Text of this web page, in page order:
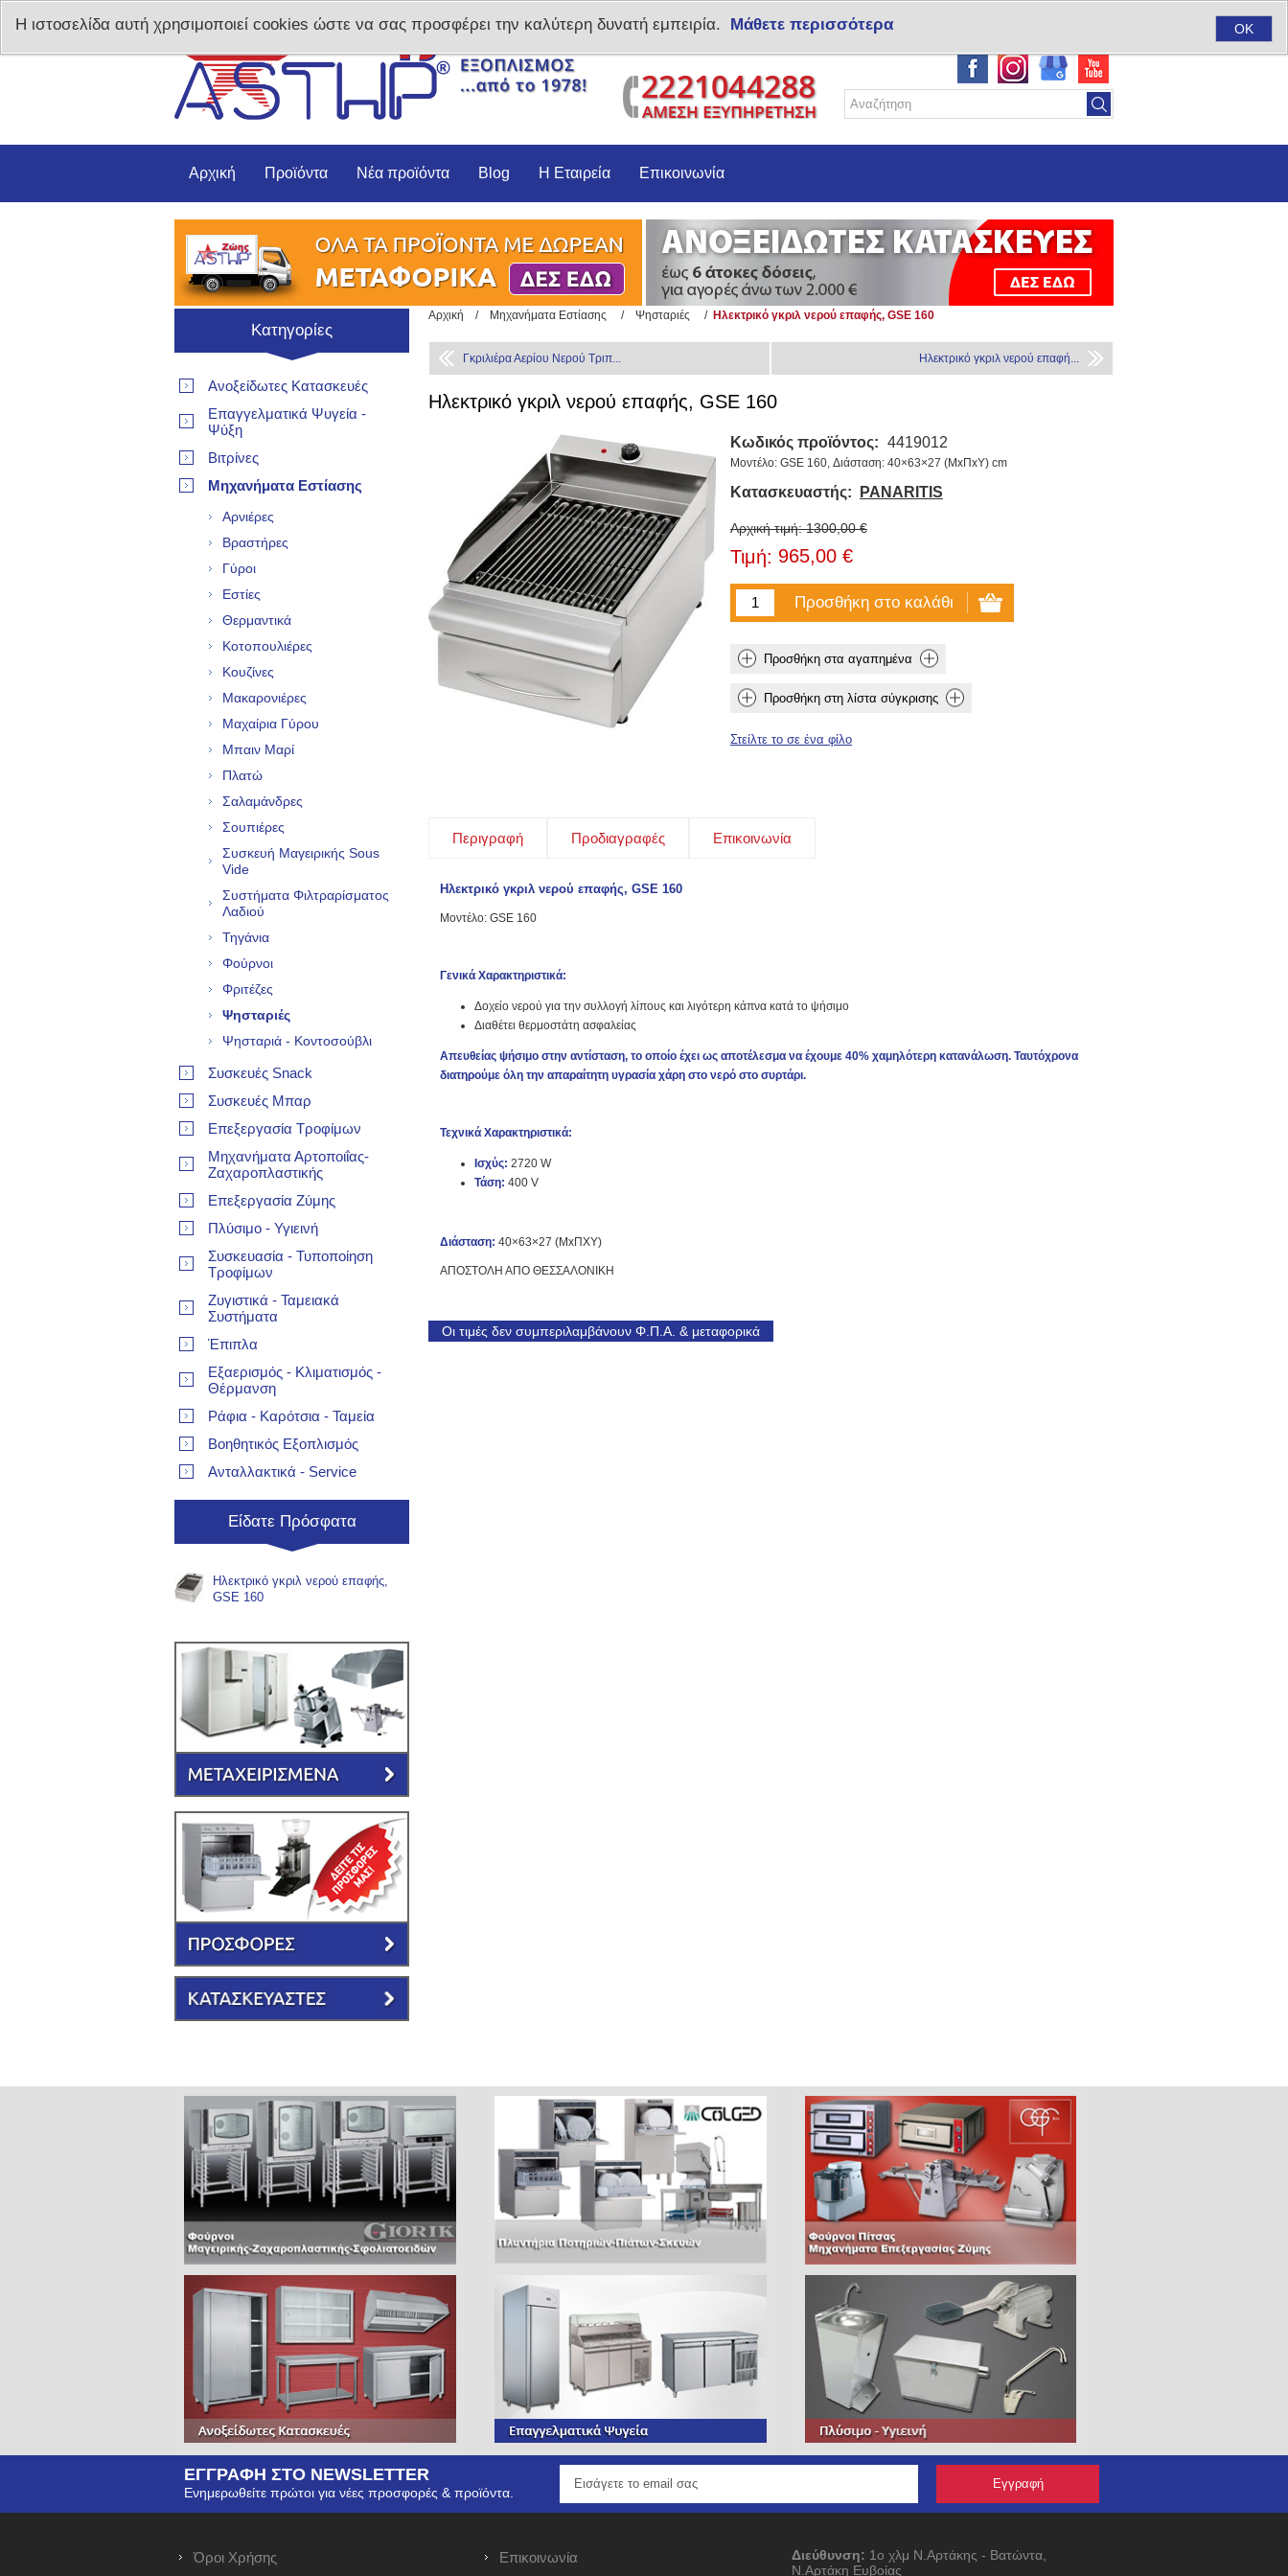
Δημιoυργία λογαριασμού Σύνδεση
Αρχική Προϊόντα Νέα προϊόντα Blog Η Εταιρεία Επικοινωνία
Αρχική / Μηχανήματα Εστίασης / Ψησταριές / Ηλεκτρικό γκριλ νερού επαφής, GSE 160
Γκριλιέρα Αερίου Νερού Τριπ... Ηλεκτρικό γκριλ νερού επαφή...
Ηλεκτρικό γκριλ νερού επαφής, GSE 160
Κωδικός προϊόντος: 4419012
Μοντέλο: GSE 160, Διάσταση: 40×63×27 (ΜxΠxΥ) cm
Κατασκευαστής: PANARITIS
Αρχική τιμή: 1300,00 €
Τιμή: 965,00 €
Περιγραφή Προδιαγραφές Επικοινωνία
Ηλεκτρικό γκριλ νερού επαφής, GSE 160
Μοντέλο: GSE 160
Γενικά Χαρακτηριστικά:
Δοχείο νερού για την συλλογή λίπους και λιγότερη κάπνα κατά το ψήσιμο
Διαθέτει θερμοστάτη ασφαλείας
Απευθείας ψήσιμο στην αντίσταση, το οποίο έχει ως αποτέλεσμα να έχουμε 40% χαμηλότερη κατανάλωση. Ταυτόχρονα
διατηρούμε όλη την απαραίτητη υγρασία χάρη στο νερό στο συρτάρι.
Τεχνικά Χαρακτηριστικά:
Ισχύς: 2720 W
Τάση: 400 V
Διάσταση: 40×63×27 (ΜxΠΧΥ)
ΑΠΟΣΤΟΛΗ ΑΠΟ ΘΕΣΣΑΛΟΝΙΚΗ
Οι τιμές δεν συμπεριλαμβάνουν Φ.Π.Α. & μεταφορικά
Κατηγορίες
Ανοξείδωτες Κατασκευές
Επαγγελματικά Ψυγεία -
Ψύξη
Βιτρίνες
Μηχανήματα Εστίασης
Αρνιέρες
Βραστήρες
Γύροι
Εστίες
Θερμαντικά
Κοτοπουλιέρες
Κουζίνες
Μακαρονιέρες
Μαχαίρια Γύρου
Μπαιν Μαρί
Πλατώ
Σαλαμάνδρες
Σουπιέρες
Συσκευή Μαγειρικής Sous
Vide
Συστήματα Φιλτραρίσματος
Λαδιού
Τηγάνια
Φούρνοι
Φριτέζες
Ψησταριές
Ψησταριά - Κοντοσούβλι
Συσκευές Snack
Συσκευές Μπαρ
Επεξεργασία Τροφίμων
Μηχανήματα Αρτοποιΐας-
Ζαχαροπλαστικής
Επεξεργασία Ζύμης
Πλύσιμο - Υγιεινή
Συσκευασία - Τυποποίηση
Τροφίμων
Ζυγιστικά - Ταμειακά
Συστήματα
Έπιπλα
Εξαερισμός - Κλιματισμός -
Θέρμανση
Ράφια - Καρότσια - Ταμεία
Βοηθητικός Εξοπλισμός
Ανταλλακτικά - Service
Είδατε Πρόσφατα
Ηλεκτρικό γκριλ νερού επαφής,
GSE 160
ΕΓΓΡΑΦΗ ΣΤΟ NEWSLETTER
Ενημερωθείτε πρώτοι για νέες προσφορές & προϊόντα.
Όροι Χρήσης Επικοινωνία Διεύθυνση: 1ο χλμ Ν.Αρτάκης - Βατώντα,
Ν.Αρτάκη Ευβοίας
Η ιστοσελίδα αυτή χρησιμοποιεί cookies ώστε να σας προσφέρει την καλύτερη δυνατή εμπειρία. OK
Μάθετε περισσότερα